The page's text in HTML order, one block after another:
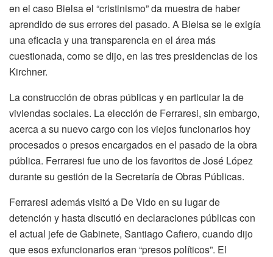
en el caso Bielsa el “cristinismo” da muestra de haber
aprendido de sus errores del pasado. A Bielsa se le exigía
una eficacia y una transparencia en el área más
cuestionada, como se dijo, en las tres presidencias de los
Kirchner.
La construcción de obras públicas y en particular la de
viviendas sociales. La elección de Ferraresi, sin embargo,
acerca a su nuevo cargo con los viejos funcionarios hoy
procesados o presos encargados en el pasado de la obra
pública. Ferraresi fue uno de los favoritos de José López
durante su gestión de la Secretaría de Obras Públicas.
Ferraresi además visitó a De Vido en su lugar de
detención y hasta discutió en declaraciones públicas con
el actual jefe de Gabinete, Santiago Cafiero, cuando dijo
que esos exfuncionarios eran “presos políticos”. El